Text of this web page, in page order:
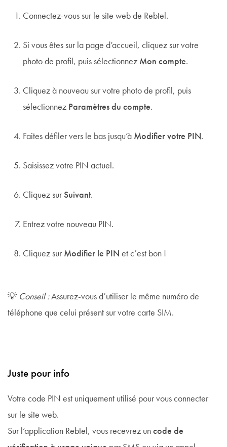
Connectez-vous sur le site web de Rebtel.
Si vous êtes sur la page d’accueil, cliquez sur votre
photo de profil, puis sélectionnez Mon compte.
Cliquez à nouveau sur votre photo de profil, puis
sélectionnez Paramètres du compte.
Faites défiler vers le bas jusqu’à Modifier votre PIN.
Saisissez votre PIN actuel.
Cliquez sur Suivant.
Entrez votre nouveau PIN.
Cliquez sur Modifier le PIN et c’est bon !
💡 Conseil :Assurez-vous d’utiliser le même numéro de
téléphone que celui présent sur votre carte SIM.
Juste pour info
Votre code PIN est uniquement utilisé pour vous connecter
sur le site web.
Sur l’application Rebtel, vous recevrez un code de